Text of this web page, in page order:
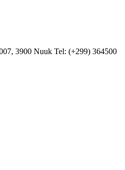
3900 Nuuk Tel: (+299) 364500